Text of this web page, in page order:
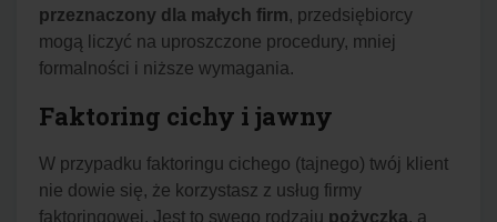
przeznaczony dla małych firm, przedsiębiorcy
mogą liczyć na uproszczone procedury, mniej
formalności i niższe wymagania.
Faktoring cichy i jawny
W przypadku faktoringu cichego (tajnego) twój klient
nie dowie się, że korzystasz z usług firmy
faktoringowej. Jest to swego rodzaju pożyczka, a